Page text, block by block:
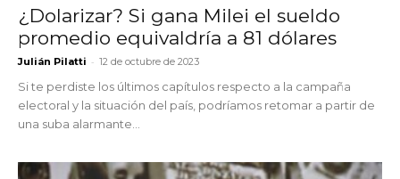
¿Dolarizar? Si gana Milei el sueldo
promedio equivaldría a 81 dólares
Julián Pilatti - 12 de octubre de 2023
Si te perdiste los últimos capítulos respecto a la campaña
electoral y la situación del país, podríamos retomar a partir de
una suba alarmante...